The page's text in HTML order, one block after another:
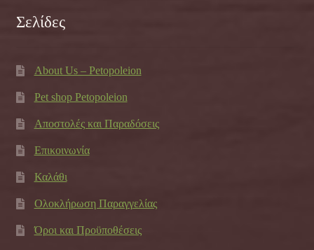
Σελίδες
About Us – Petopoleion
Pet shop Petopoleion
Αποστολές και Παραδόσεις
Επικοινωνία
Καλάθι
Ολοκλήρωση Παραγγελίας
Όροι και Προϋποθέσεις